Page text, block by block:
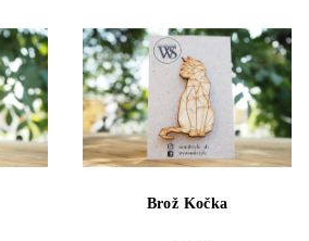
Brož Kočka